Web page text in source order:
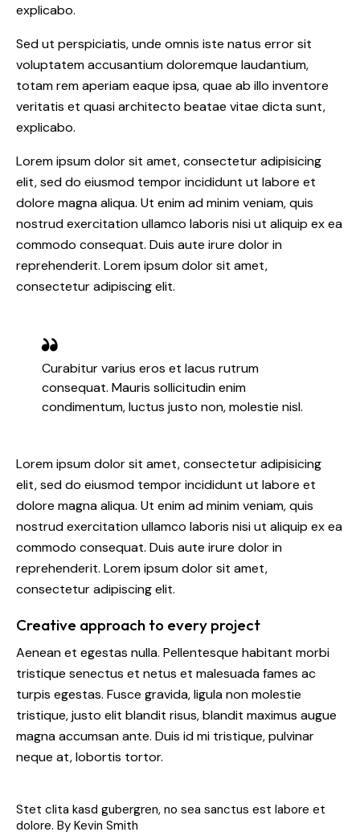
explicabo.
Sed ut perspiciatis, unde omnis iste natus error sit
voluptatem accusantium doloremque laudantium,
totam rem aperiam eaque ipsa, quae ab illo inventore
veritatis et quasi architecto beatae vitae dicta sunt,
explicabo.
Lorem ipsum dolor sit amet, consectetur adipisicing
elit, sed do eiusmod tempor incididunt ut labore et
dolore magna aliqua. Ut enim ad minim veniam, quis
nostrud exercitation ullamco laboris nisi ut aliquip ex ea
commodo consequat. Duis aute irure dolor in
reprehenderit. Lorem ipsum dolor sit amet,
consectetur adipiscing elit.
Curabitur varius eros et lacus rutrum
consequat. Mauris sollicitudin enim
condimentum, luctus justo non, molestie nisl.
Lorem ipsum dolor sit amet, consectetur adipisicing
elit, sed do eiusmod tempor incididunt ut labore et
dolore magna aliqua. Ut enim ad minim veniam, quis
nostrud exercitation ullamco laboris nisi ut aliquip ex ea
commodo consequat. Duis aute irure dolor in
reprehenderit. Lorem ipsum dolor sit amet,
consectetur adipiscing elit.
Creative approach to every project
Aenean et egestas nulla. Pellentesque habitant morbi
tristique senectus et netus et malesuada fames ac
turpis egestas. Fusce gravida, ligula non molestie
tristique, justo elit blandit risus, blandit maximus augue
magna accumsan ante. Duis id mi tristique, pulvinar
neque at, lobortis tortor.
Stet clita kasd gubergren, no sea sanctus est labore et
dolore. By Kevin Smith